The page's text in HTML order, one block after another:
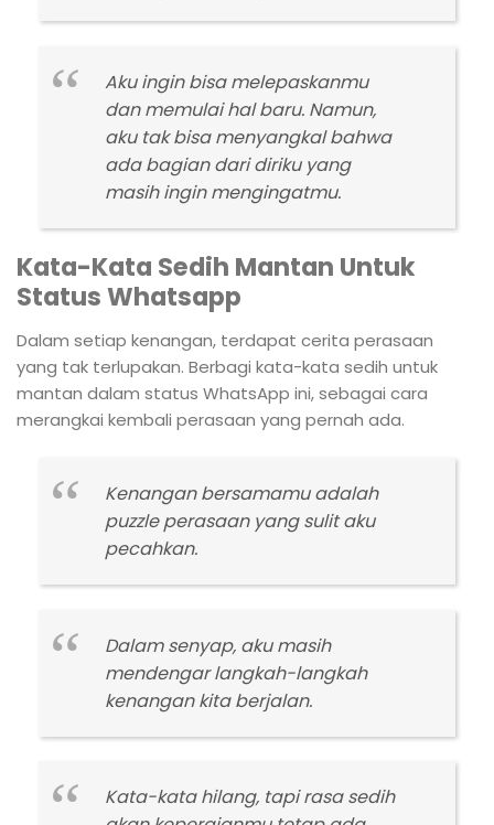
Aku ingin bisa melepaskanmu
dan memulai hal baru. Namun,
aku tak bisa menyangkal bahwa
ada bagian dari diriku yang
masih ingin mengingatmu.
Kata-Kata Sedih Mantan Untuk
Status Whatsapp
Dalam setiap kenangan, terdapat cerita perasaan
yang tak terlupakan. Berbagi kata-kata sedih untuk
mantan dalam status WhatsApp ini, sebagai cara
merangkai kembali perasaan yang pernah ada.
Kenangan bersamamu adalah
puzzle perasaan yang sulit aku
pecahkan.
Dalam senyap, aku masih
mendengar langkah-langkah
kenangan kita berjalan.
Kata-kata hilang, tapi rasa sedih